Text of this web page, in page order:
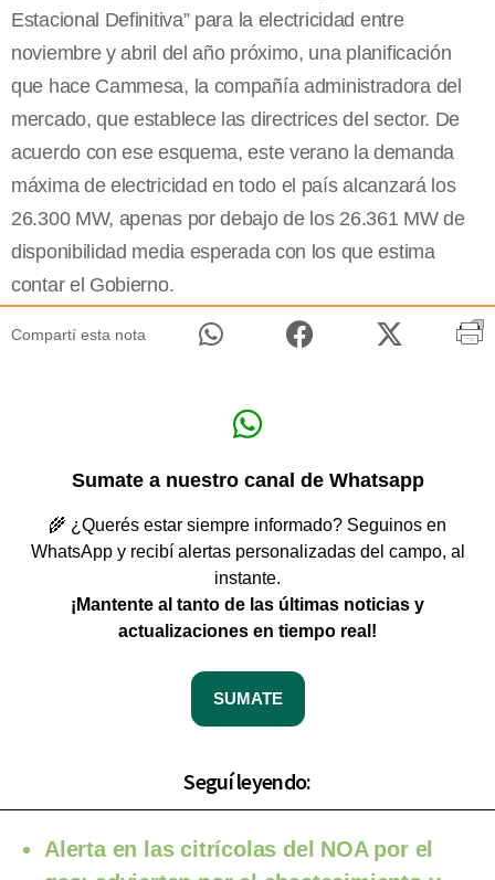
Estacional Definitiva” para la electricidad entre
noviembre y abril del año próximo, una planificación
que hace Cammesa, la compañía administradora del
mercado, que establece las directrices del sector. De
acuerdo con ese esquema, este verano la demanda
máxima de electricidad en todo el país alcanzará los
26.300 MW, apenas por debajo de los 26.361 MW de
disponibilidad media esperada con los que estima
contar el Gobierno.
Compartí esta nota
Sumate a nuestro canal de Whatsapp
🌾 ¿Querés estar siempre informado? Seguinos en
WhatsApp y recibí alertas personalizadas del campo, al
instante.
¡Mantente al tanto de las últimas noticias y
actualizaciones en tiempo real!
SUMATE
Seguí leyendo:
Alerta en las citrícolas del NOA por el